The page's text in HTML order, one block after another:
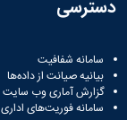
دسترسی
سامانه شفافیت
بیانیه صیانت از داده‌ها
گزارش آماری وب‌ سایت
سامانه فوریت‌های